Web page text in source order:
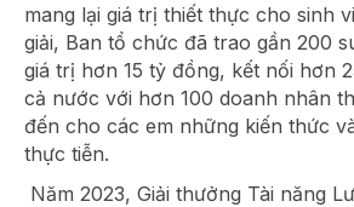
mang lại giá trị thiết thực cho sinh
giải, Ban tổ chức đã trao gần 200
giá trị hơn 15 tỷ đồng, kết nối hơn
cả nước với hơn 100 doanh nhân
đến cho các em những kiến thức
thực tiễn.
Năm 2023, Giải thưởng Tài năng